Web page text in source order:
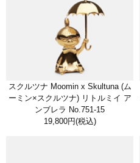
スクルツナ Moomin x Skultuna (ム
ーミン×スクルツナ) リトルミイ ア
ンブレラ No.751-15
19,800円(税込)